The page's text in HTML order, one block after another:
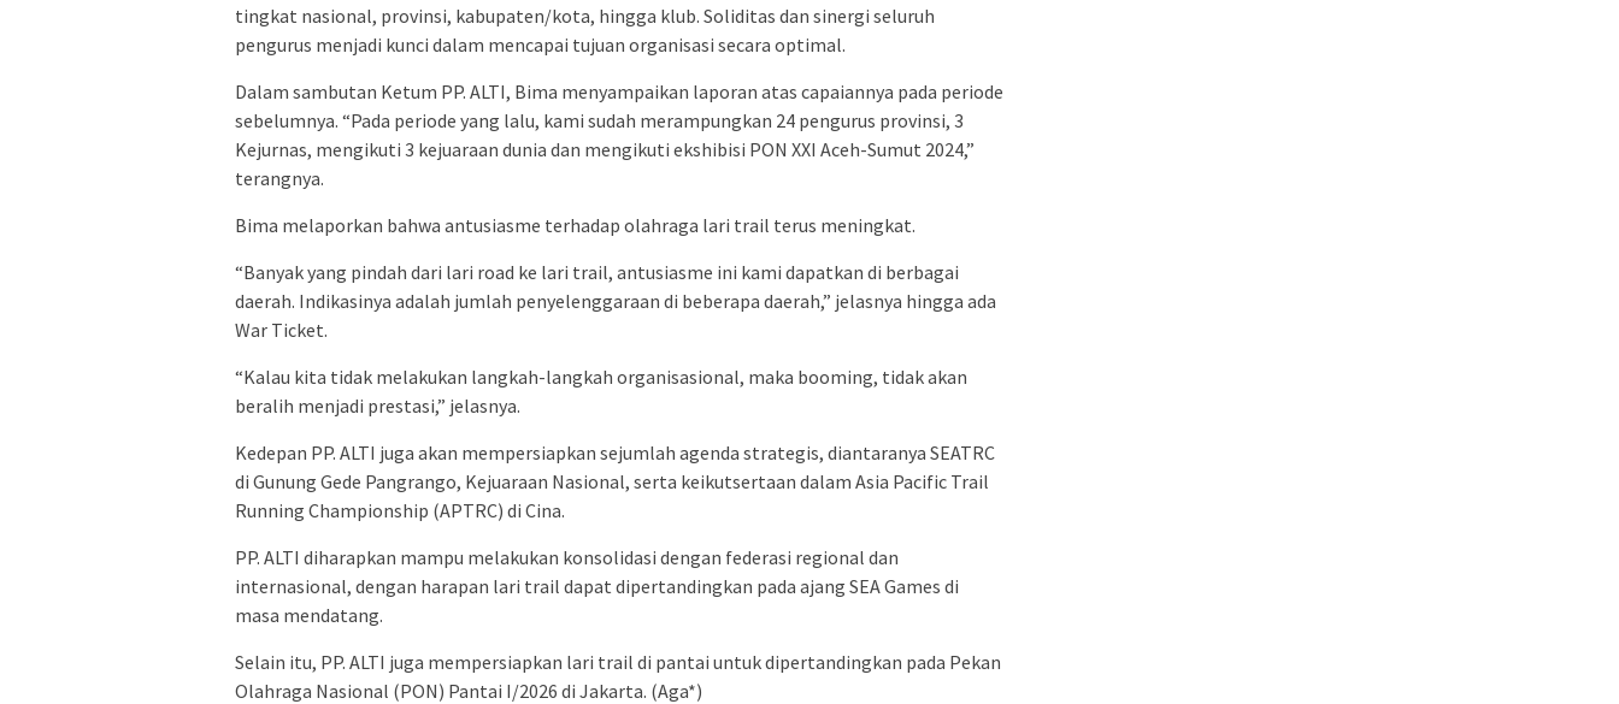
tingkat nasional, provinsi, kabupaten/kota, hingga klub. Soliditas dan sinergi seluruh
pengurus menjadi kunci dalam mencapai tujuan organisasi secara optimal.
Dalam sambutan Ketum PP. ALTI, Bima menyampaikan laporan atas capaiannya pada periode
sebelumnya. “Pada periode yang lalu, kami sudah merampungkan 24 pengurus provinsi, 3
Kejurnas, mengikuti 3 kejuaraan dunia dan mengikuti ekshibisi PON XXI Aceh-Sumut 2024,”
terangnya.
Bima melaporkan bahwa antusiasme terhadap olahraga lari trail terus meningkat.
“Banyak yang pindah dari lari road ke lari trail, antusiasme ini kami dapatkan di berbagai
daerah. Indikasinya adalah jumlah penyelenggaraan di beberapa daerah,” jelasnya hingga ada
War Ticket.
“Kalau kita tidak melakukan langkah-langkah organisasional, maka booming, tidak akan
beralih menjadi prestasi,” jelasnya.
Kedepan PP. ALTI juga akan mempersiapkan sejumlah agenda strategis, diantaranya SEATRC
di Gunung Gede Pangrango, Kejuaraan Nasional, serta keikutsertaan dalam Asia Pacific Trail
Running Championship (APTRC) di Cina.
PP. ALTI diharapkan mampu melakukan konsolidasi dengan federasi regional dan
internasional, dengan harapan lari trail dapat dipertandingkan pada ajang SEA Games di
masa mendatang.
Selain itu, PP. ALTI juga mempersiapkan lari trail di pantai untuk dipertandingkan pada Pekan
Olahraga Nasional (PON) Pantai I/2026 di Jakarta. (Aga*)